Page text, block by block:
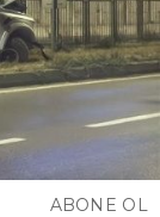
ABONE OL